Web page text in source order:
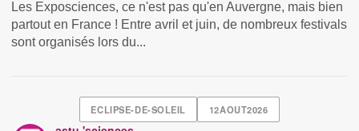
Les Exposciences, ce n'est pas qu'en Auvergne, mais bien
partout en France ! Entre avril et juin, de nombreux festivals
sont organisés lors du...
ECLIPSE-DE-SOLEIL 12AOUT2026